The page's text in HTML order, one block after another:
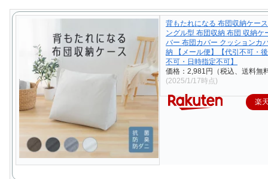
背もたれになる 布団収納ケー
ングル型 布団収納 布団 収納ケ
バー 布団カバー クッションカ
納 【メール便】【代引不可・
不可・日時指定不可】
価格：2,981円（税込、送料無
(2025/1/17時点)
楽